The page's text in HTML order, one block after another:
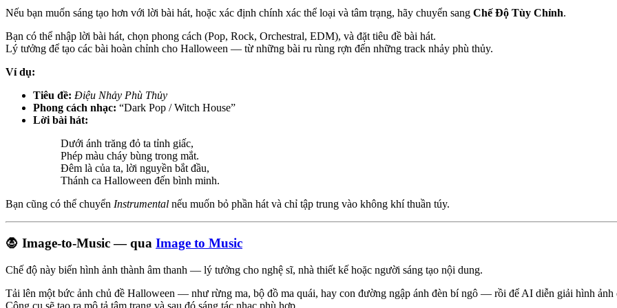
Nếu bạn muốn sáng tạo hơn với lời bài hát, hoặc xác định chính xác thể loại và tâm trạng, hãy chuyển sang Chế Độ Tùy Chỉnh.
Bạn có thể nhập lời bài hát, chọn phong cách (Pop, Rock, Orchestral, EDM), và đặt tiêu đề bài hát.
Lý tưởng để tạo các bài hoàn chỉnh cho Halloween — từ những bài ru rùng rợn đến những track nhảy phù thủy.
Ví dụ:
Tiêu đề: Điệu Nhảy Phù Thủy
Phong cách nhạc: “Dark Pop / Witch House”
Lời bài hát:
Dưới ánh trăng đỏ ta tỉnh giấc,
Phép màu cháy bùng trong mắt.
Đêm là của ta, lời nguyền bắt đầu,
Thánh ca Halloween đến bình minh.
Bạn cũng có thể chuyển Instrumental nếu muốn bỏ phần hát và chỉ tập trung vào không khí thuần túy.
🧛 Image-to-Music — qua Image to Music
Chế độ này biến hình ảnh thành âm thanh — lý tưởng cho nghệ sĩ, nhà thiết kế hoặc người sáng tạo nội dung.
Tải lên một bức ảnh chủ đề Halloween — như rừng ma, bộ đồ ma quái, hay con đường ngập ánh đèn bí ngô — rồi để AI diễn giải hình ảnh
Công cụ sẽ tạo ra mô tả tâm trạng và sau đó sáng tác nhạc phù hợp.